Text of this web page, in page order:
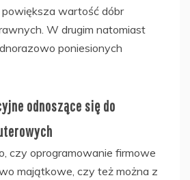
wartość dóbr
W drugim natomiast
poniesionych
odnoszące się do
czy oprogramowanie firmowe
majątkowe, czy też można z